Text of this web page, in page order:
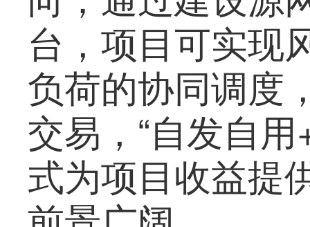
台，项目可实现
负荷的协同调度
交易，“自发自
式为项目收益提